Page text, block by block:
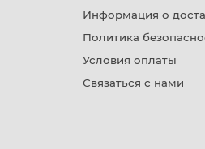
Информация о
Политика
Условия оплаты
Связаться с нами